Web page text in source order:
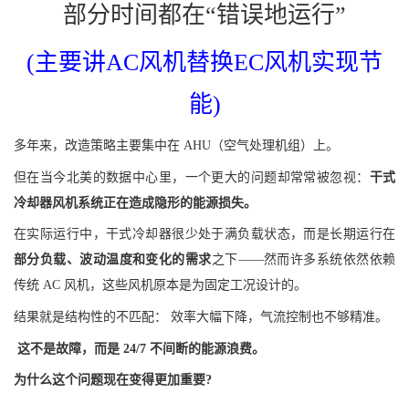
部分时间都在“错误地运行”
(主要讲AC风机替换EC风机实现节
能)
多年来，改造策略主要集中在 AHU（空气处理机组）上。
但在当今北美的数据中心里，一个更大的问题却常常被忽视： 干式
冷却器风机系统正在造成隐形的能源损失。
在实际运行中，干式冷却器很少处于满负载状态，而是长期运行在
部分负载、波动温度和变化的需求之下——然而许多系统依然依赖
传统 AC 风机，这些风机原本是为固定工况设计的。
结果就是结构性的不匹配： 效率大幅下降，气流控制也不够精准。
这不是故障，而是 24/7 不间断的能源浪费。
为什么这个问题现在变得更加重要?